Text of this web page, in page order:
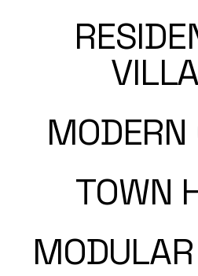
MODERN
TOWN